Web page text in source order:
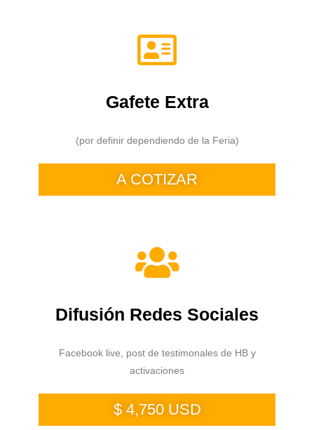
Gafete Extra
(por definir dependiendo de la Feria)
A COTIZAR
Difusión Redes Sociales
Facebook live, post de testimonales de HB y
activaciones
$ 4,750 USD